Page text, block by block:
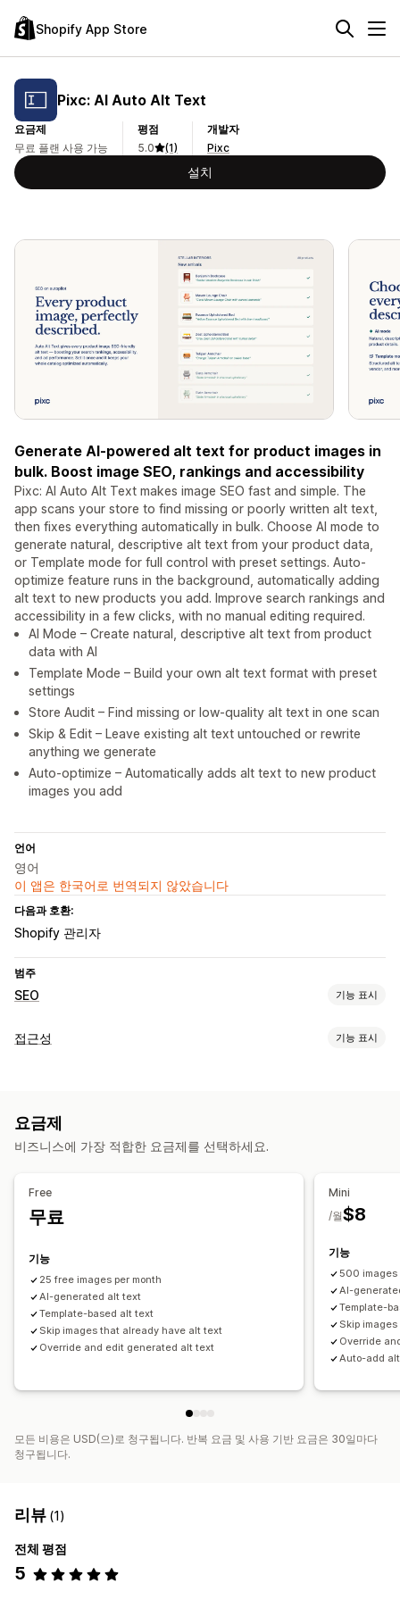
Shopify App Store
Pixc: AI Auto Alt Text
요금제
무료 플랜 사용 가능
평점
5.0
(1)
개발자
Pixc
설치
Generate AI-powered alt text for product images in
bulk. Boost image SEO, rankings and accessibility
Pixc: AI Auto Alt Text makes image SEO fast and simple. The
app scans your store to find missing or poorly written alt text,
then fixes everything automatically in bulk. Choose AI mode to
generate natural, descriptive alt text from your product data,
or Template mode for full control with preset settings. Auto-
optimize feature runs in the background, automatically adding
alt text to new products you add. Improve search rankings and
accessibility in a few clicks, with no manual editing required.
AI Mode – Create natural, descriptive alt text from product
data with AI
Template Mode – Build your own alt text format with preset
settings
Store Audit – Find missing or low-quality alt text in one scan
Skip & Edit – Leave existing alt text untouched or rewrite
anything we generate
Auto-optimize – Automatically adds alt text to new product
images you add
언어
영어
이 앱은 한국어로 번역되지 않았습니다
다음과 호환:
Shopify 관리자
범주
SEO 기능 표시
SEO 도구
실적 모니터링
분석 정보 및 팁
분석 콘텐츠 분석
접근성 기능 표시
접근성 도구
요금제
비즈니스에 가장 적합한 요금제를 선택하세요.
Free
무료
기능
25 free images per month
AI-generated alt text
Template-based alt text
Skip images that already have alt text
Override and edit generated alt text
Mini
$8
/월
기능
500 images
AI-
Template-
Skip
Override
Auto-add
모든 비용은 USD(으)로 청구됩니다. 반복 요금 및 사용 기반 요금은 30일마다
청구됩니다.
리뷰 (1)
전체 평점
5